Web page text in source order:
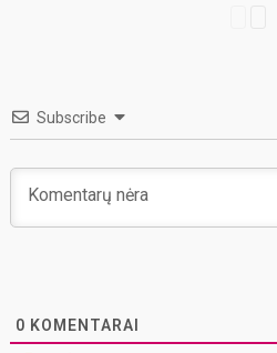
Subscribe
0 KOMENTARAI